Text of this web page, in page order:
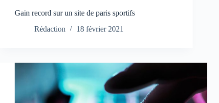
Gain record sur un site de paris sportifs
Rédaction
18 février 2021